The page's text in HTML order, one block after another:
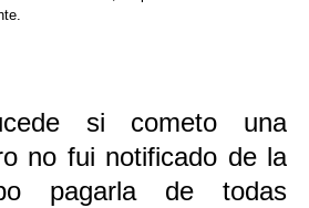
si cometo una
no fui notificado de la
pagarla de todas